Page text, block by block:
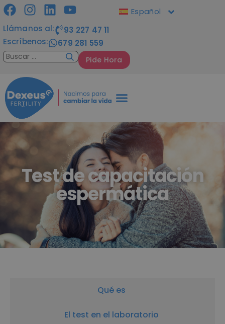
Llámanos al:
93 227 47 11
Escríbenos:
679 281 559
Pide Hora
Español
Test de capacitación
espermática
Qué es
El test en el laboratorio